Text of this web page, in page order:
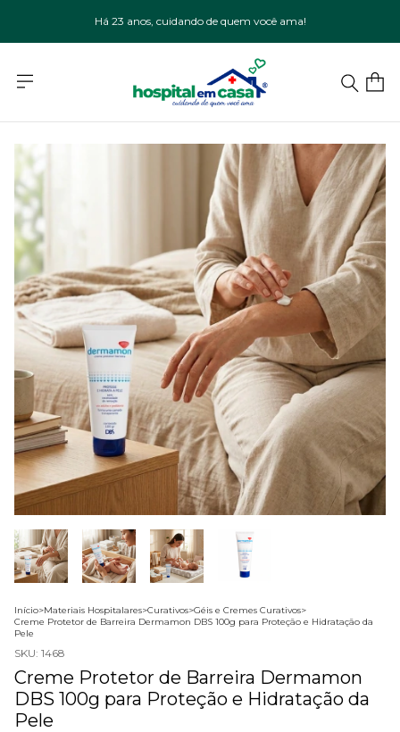
Há 23 anos, cuidando de quem você ama!
Início>Materiais Hospitalares>Curativos>Géis e Cremes Curativos>
Creme Protetor de Barreira Dermamon DBS 100g para Proteção e Hidratação da
Pele
SKU: 1468
Creme Protetor de Barreira Dermamon
DBS 100g para Proteção e Hidratação da
Pele